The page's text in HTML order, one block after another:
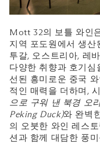
Mott 32의 보틀 와인
지역 포도원에서 생산
투갈, 오스트리아, 레
다양한 취향과 호기심
선된 흥미로운 중국
적인 매력을 더하며,
으로 구워 낸 북경 오
Peking Duck)와 완벽
의 오붓한 와인 레스
션과 함께 대담한 풍